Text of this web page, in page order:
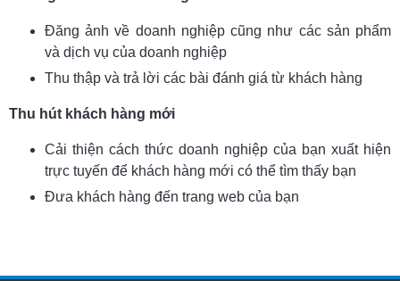
Đăng ảnh về doanh nghiệp cũng như các sản phẩm
và dịch vụ của doanh nghiệp
Thu thập và trả lời các bài đánh giá từ khách hàng
Thu hút khách hàng mới
Cải thiện cách thức doanh nghiệp của bạn xuất hiện
trực tuyến để khách hàng mới có thể tìm thấy bạn
Đưa khách hàng đến trang web của bạn